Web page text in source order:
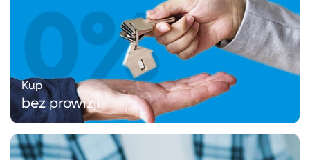
Kup
bez prowizji